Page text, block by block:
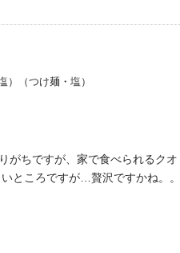
）（つけ麺・塩）
がちですが、家で食べられるク
ところですが…贅沢ですかね。。